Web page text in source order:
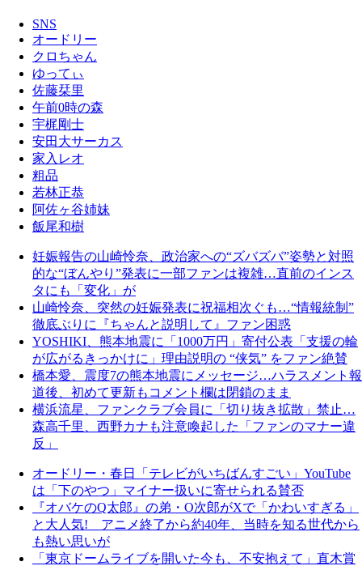
SNS
オードリー
クロちゃん
ゆってぃ
佐藤栞里
午前0時の森
宇梶剛士
安田大サーカス
家入レオ
粗品
若林正恭
阿佐ヶ谷姉妹
飯尾和樹
妊娠報告の山崎怜奈、政治家への“ズバズバ”姿勢と対照
的な“ぼんやり”発表に一部ファンは複雑…直前のインス
タにも「変化」が
山崎怜奈、突然の妊娠発表に祝福相次ぐも…“情報統制”
徹底ぶりに『ちゃんと説明して』ファン困惑
YOSHIKI、熊本地震に「1000万円」寄付公表「支援の輪
が広がるきっかけに」理由説明の “侠気” をファン絶賛
橋本愛、震度7の熊本地震にメッセージ…ハラスメント報
道後、初めて更新もコメント欄は閉鎖のまま
横浜流星、ファンクラブ会員に「切り抜き拡散」禁止…
森高千里、西野カナも注意喚起した「ファンのマナー違
反」
オードリー・春日「テレビがいちばんすごい」YouTube
は「下のやつ」マイナー扱いに寄せられる賛否
『オバケのQ太郎』の弟・O次郎がXで「かわいすぎる」
と大人気! アニメ終了から約40年、当時を知る世代から
も熱い思いが
「東京ドームライブを開いた今も、不安抱えて」直木賞